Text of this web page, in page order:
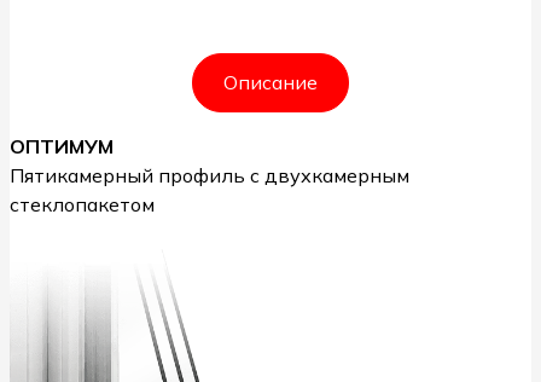
Описание
ОПТИМУМ
Пятикамерный профиль с двухкамерным
стеклопакетом